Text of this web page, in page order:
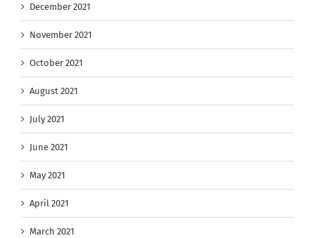
December 2021
November 2021
October 2021
August 2021
July 2021
June 2021
May 2021
April 2021
March 2021